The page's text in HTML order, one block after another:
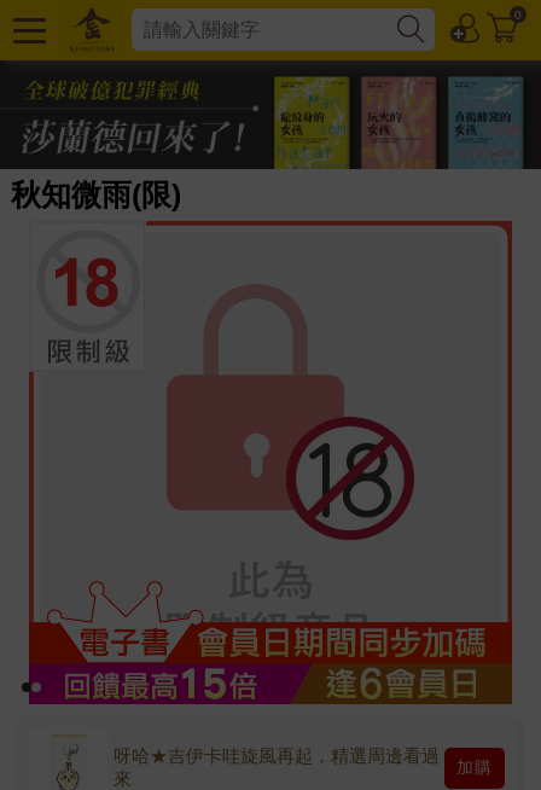
0
秋知微雨(限)
呀哈★吉伊卡哇旋風再起，精選周邊看過
來
加購